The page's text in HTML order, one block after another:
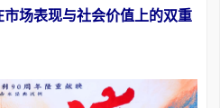
场表现与社会价值上的双重